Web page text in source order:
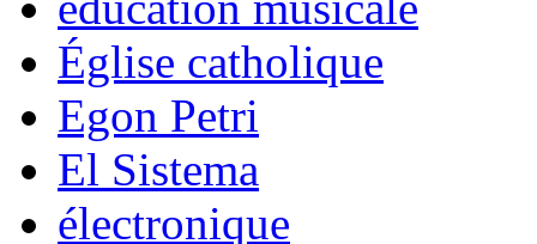
Église catholique
Egon Petri
El Sistema
électronique